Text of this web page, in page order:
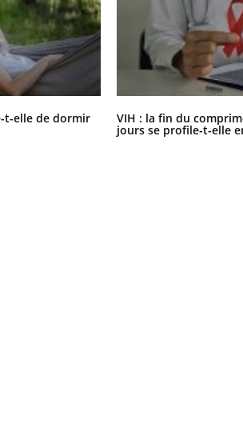
t-elle de dormir VIH : la fin du
jours se profile-t-elle